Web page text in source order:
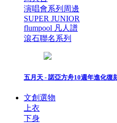
演唱會系列周邊
SUPER JUNIOR
flumpool 凡人譜
滾石聯名系列
五月天 - 諾亞方舟10週年進化復
文創選物
上衣
下身